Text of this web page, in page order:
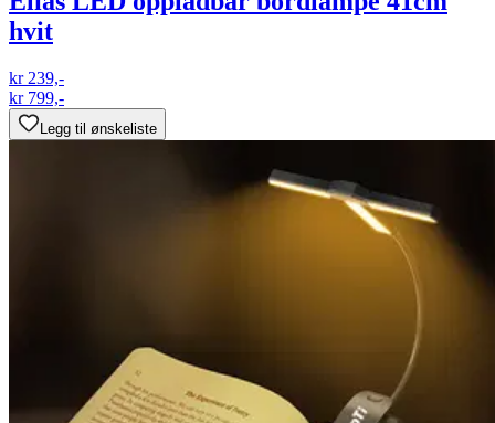
hvit
kr 239,-
kr 799,-
Legg til ønskeliste